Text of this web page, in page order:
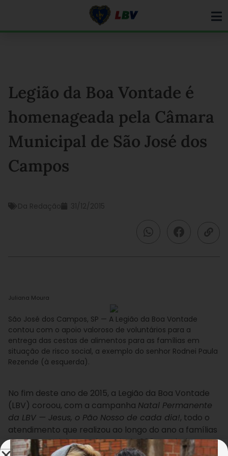
Legião da Boa Vontade é
homenageada pela Câmara
Municipal de São José dos
Campos
Da Redação 31/12/2015
Juliana Moura
São José dos Campos, SP — A Legião da Boa Vontade
contou com o apoio valoroso de voluntários para a
entrega das cestas de alimentos para as famílias em
situação de risco social, a exemplo do senhor Rodnei Paula
Rezende (à esquerda).
No fim deste ano de 2015, a Legião da Boa Vontade
(LBV) coroou, com a campanha Natal Permanente
da LBV — Jesus, o Pão Nosso de cada dia!, todo o
atendimento que realizou ao longo do ano a famílias
em risco social. Ao todo, mais de 900 toneladas em